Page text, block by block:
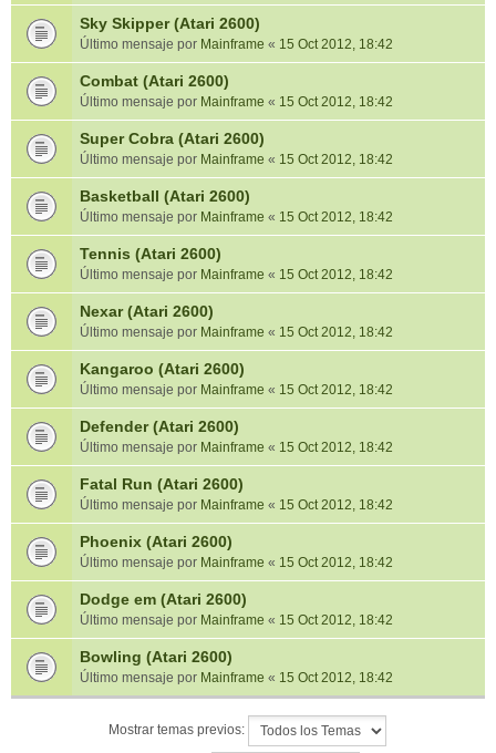
Sky Skipper (Atari 2600)
Último mensaje por Mainframe « 15 Oct 2012, 18:42
Combat (Atari 2600)
Último mensaje por Mainframe « 15 Oct 2012, 18:42
Super Cobra (Atari 2600)
Último mensaje por Mainframe « 15 Oct 2012, 18:42
Basketball (Atari 2600)
Último mensaje por Mainframe « 15 Oct 2012, 18:42
Tennis (Atari 2600)
Último mensaje por Mainframe « 15 Oct 2012, 18:42
Nexar (Atari 2600)
Último mensaje por Mainframe « 15 Oct 2012, 18:42
Kangaroo (Atari 2600)
Último mensaje por Mainframe « 15 Oct 2012, 18:42
Defender (Atari 2600)
Último mensaje por Mainframe « 15 Oct 2012, 18:42
Fatal Run (Atari 2600)
Último mensaje por Mainframe « 15 Oct 2012, 18:42
Phoenix (Atari 2600)
Último mensaje por Mainframe « 15 Oct 2012, 18:42
Dodge em (Atari 2600)
Último mensaje por Mainframe « 15 Oct 2012, 18:42
Bowling (Atari 2600)
Último mensaje por Mainframe « 15 Oct 2012, 18:42
Mostrar temas previos: